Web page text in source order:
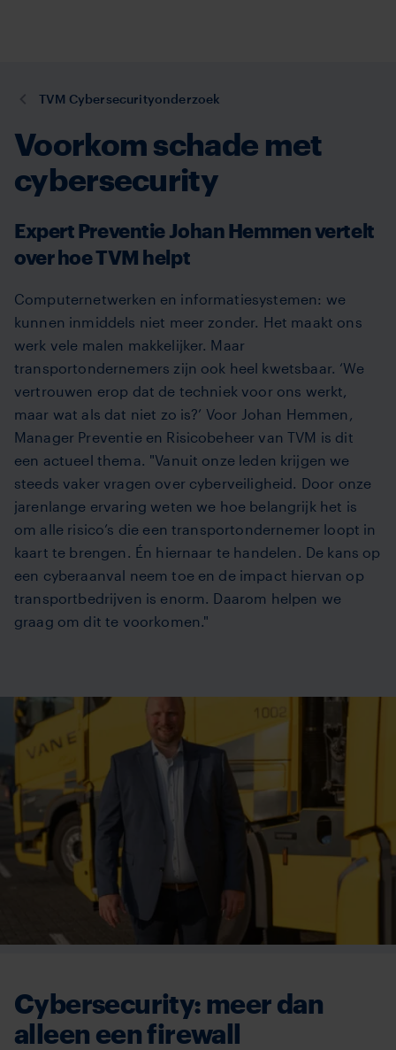
inhoud
U
hier:
TVM Cybersecurityonderzoek
Voorkom schade met
cybersecurity
Expert Preventie Johan Hemmen vertelt
over hoe TVM helpt
Computernetwerken en informatiesystemen: we
kunnen inmiddels niet meer zonder. Het maakt ons
werk vele malen makkelijker. Maar
transportondernemers zijn ook heel kwetsbaar. ‘We
vertrouwen erop dat de techniek voor ons werkt,
maar wat als dat niet zo is?’ Voor Johan Hemmen,
Manager Preventie en Risicobeheer van TVM is dit
een actueel thema. "Vanuit onze leden krijgen we
steeds vaker vragen over cyberveiligheid. Door onze
jarenlange ervaring weten we hoe belangrijk het is
om alle risico’s die een transportondernemer loopt in
kaart te brengen. Én hiernaar te handelen. De kans op
een cyberaanval neem toe en de impact hiervan op
transportbedrijven is enorm. Daarom helpen we
graag om dit te voorkomen."
Cybersecurity: meer dan
alleen een firewall